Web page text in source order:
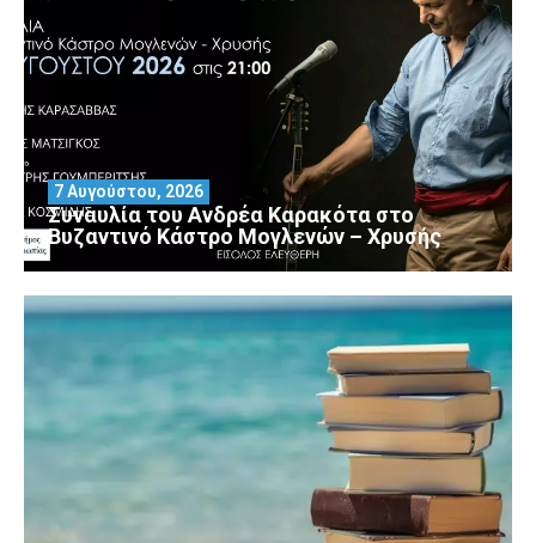
Συναυλία του Ανδρέα Καρακότα στο
Βυζαντινό Κάστρο Μογλενών – Χρυσής
7 Αυγούστου, 2026